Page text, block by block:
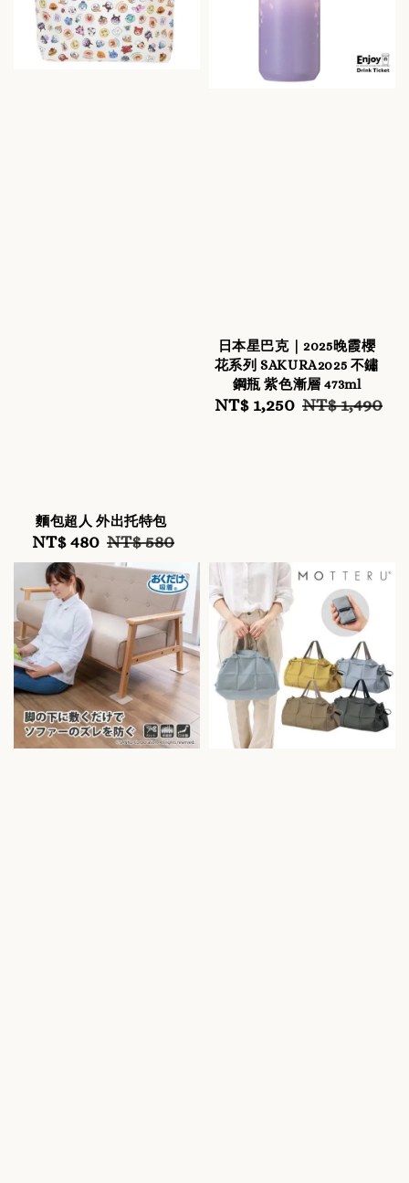
麵包超人 外出托特包
Sale
price
NT$ 480 Regular
price
NT$ 580
日本星巴克｜2025晚霞櫻
花系列 SAKURA2025 不鏽
鋼瓶 紫色漸層 473ml
Sale
NT$ 1,250 Regular
NT$ 1,490